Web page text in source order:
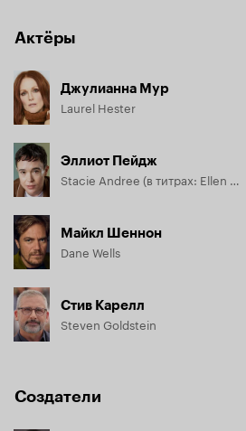
Актёры
Джулианна Мур
Laurel Hester
Эллиот Пейдж
Stacie Andree (в титрах: Ellen Page)
Майкл Шеннон
Dane Wells
Стив Карелл
Steven Goldstein
Создатели